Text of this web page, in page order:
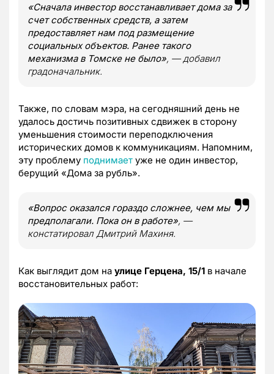
«Сначала инвестор восстанавливает дома за
счет собственных средств, а затем
предоставляет нам под размещение
социальных объектов. Ранее такого
механизма в Томске не было», — добавил
градоначальник.
Также, по словам мэра, на сегодняшний день не
удалось достичь позитивных сдвижек в сторону
уменьшения стоимости переподключения
исторических домов к коммуникациям. Напомним,
эту проблему поднимает уже не один инвестор,
берущий «Дома за рубль».
«Вопрос оказался гораздо сложнее, чем мы
предполагали. Пока он в работе», —
констатировал Дмитрий Махиня.
Как выглядит дом на улице Герцена, 15/1 в начале
восстановительных работ: